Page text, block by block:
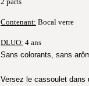
Contenant: Bocal verre
DLUO: 4 ans
Sans colorants, sans
Versez le cassoulet dans